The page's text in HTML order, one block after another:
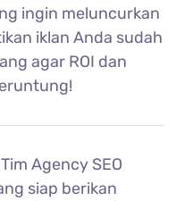
ingin meluncurkan
iklan Anda sudah
agar ROI dan
Agency SEO
siap berikan